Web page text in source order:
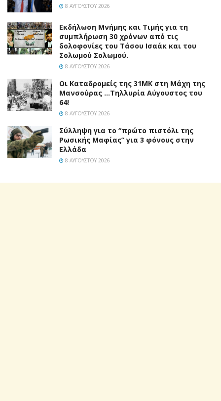
8 ΑΥΓΟΎΣΤΟΥ 2026
Εκδήλωση Μνήμης και Τιμής για τη
συμπλήρωση 30 χρόνων από τις
δολοφονίες του Τάσου Ισαάκ και του
Σολωμού Σολωμού.
8 ΑΥΓΟΎΣΤΟΥ 2026
Οι Καταδρομείς της 31ΜΚ στη Mάχη της
Μανσούρας …Τηλλυρία Αύγουστος του
64!
8 ΑΥΓΟΎΣΤΟΥ 2026
Σύλληψη για το “πρώτο πιστόλι της
Ρωσικής Μαφίας” για 3 φόνους στην
Ελλάδα
8 ΑΥΓΟΎΣΤΟΥ 2026